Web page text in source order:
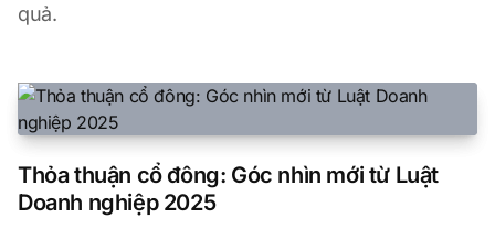
quả.
Thỏa thuận cổ đông: Góc nhìn mới từ Luật
Doanh nghiệp 2025